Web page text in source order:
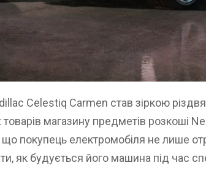
Celestiq Carmen став зіркою
магазину предметів розкоші
покупець електромобіля не лише
як будується його машина під час